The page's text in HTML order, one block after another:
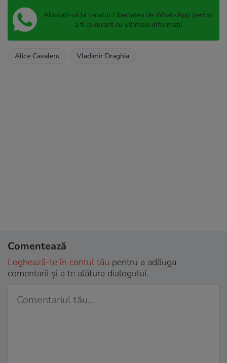
Abonați-vă la canalul Libertatea de WhatsApp pentru
a fi la curent cu ultimele informații
Alice Cavaleru Vladimir Draghia
Comentează
Loghează-te în contul tău pentru a adăuga
comentarii și a te alătura dialogului.